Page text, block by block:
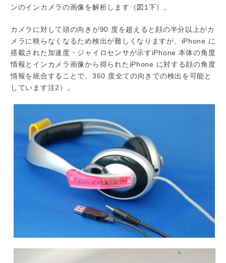
ンのインカメラの画像を解析します（図1下）。
カメラに対して頭の向きが90 度を超えると顔の半分以上がカ
メラに映らなくなるため検出が難しくなりますが、iPhone に
搭載された加速度・ジャイロセンサが示すiPhone 本体の角度
情報とインカメラ画像から得られたiPhone に対する顔の角度
情報を統合することで、360 度全ての向きでの検出を可能と
しています注2）。